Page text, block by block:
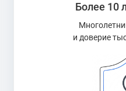
Более 10
и доверие